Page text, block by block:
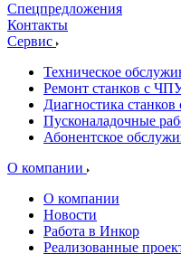
Спецпредложения
Контакты
Сервис
Техническое
Ремонт станков с
Диагностика
Пусконаладочные
Абонентское
О компании
О компании
Новости
Работа в Инкор
Реализованные